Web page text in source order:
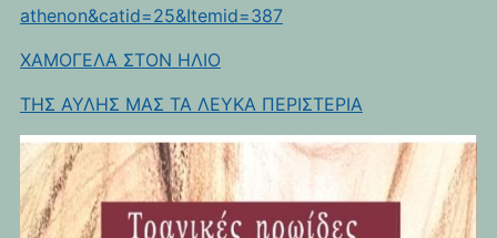
athenon&catid=25&Itemid=387
ΧΑΜΟΓΕΛΑ ΣΤΟΝ ΗΛΙΟ
ΤΗΣ ΑΥΛΗΣ ΜΑΣ ΤΑ ΛΕΥΚΑ ΠΕΡΙΣΤΕΡΙΑ